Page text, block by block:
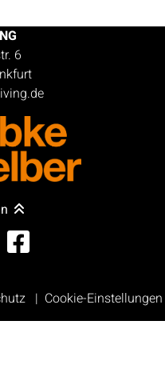
6
Cookie-Einstellungen